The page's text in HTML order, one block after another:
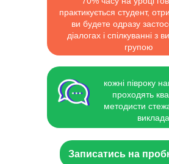
Записатись на
практикується студент,
ви будете одразу
діалогах і спілкуванні з
групою
кожні півроку
проходять
методисти